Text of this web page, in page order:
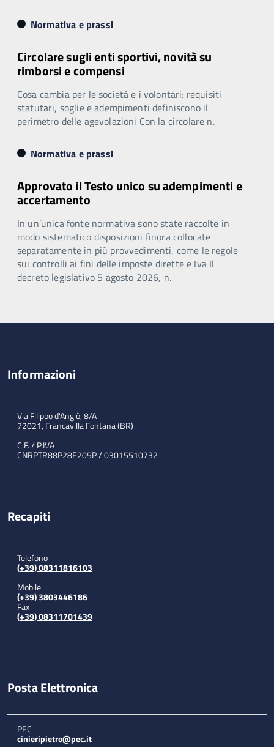
Normativa e prassi
Circolare sugli enti sportivi, novità su
rimborsi e compensi
Cosa cambia per le società e i volontari: requisiti
statutari, soglie e adempimenti definiscono il
perimetro delle agevolazioni Con la circolare n.
Normativa e prassi
Approvato il Testo unico su adempimenti e
accertamento
In un’unica fonte normativa sono state raccolte in
modo sistematico disposizioni finora collocate
separatamente in più provvedimenti, come le regole
sui controlli ai fini delle imposte dirette e Iva Il
decreto legislativo 5 agosto 2026, n.
Informazioni
Via Filippo d'Angiò, 8/A
72021, Francavilla Fontana (BR)
C.F. / P.IVA
CNRPTR88P28E205P / 03015510732
Recapiti
Telefono
(+39) 08311816103
Mobile
(+39) 3803446186
Fax
(+39) 08311701439
Posta Elettronica
PEC
cinieripietro@pec.it